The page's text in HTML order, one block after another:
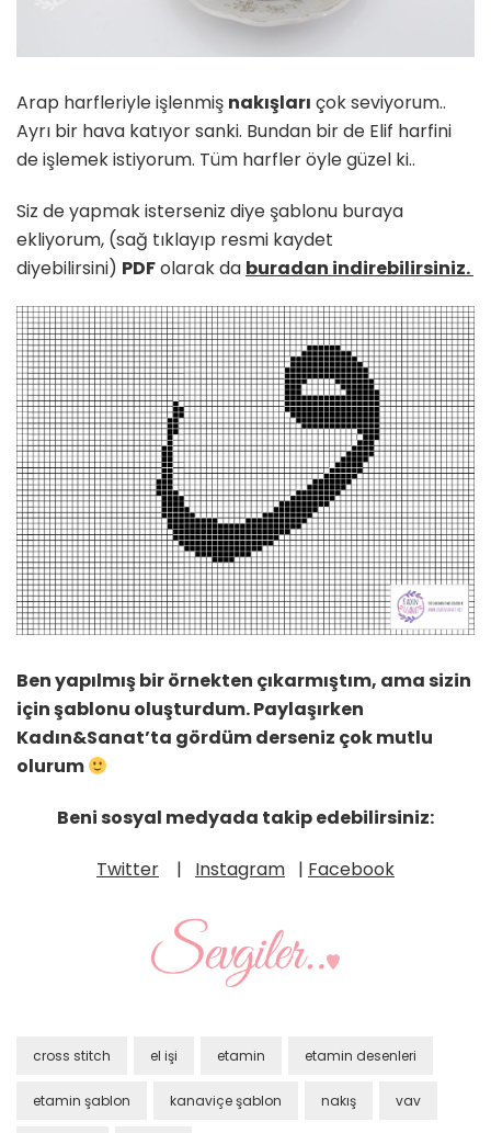
Arap harfleriyle işlenmiş nakışları çok seviyorum..
Ayrı bir hava katıyor sanki. Bundan bir de Elif harfini
de işlemek istiyorum. Tüm harfler öyle güzel ki..
Siz de yapmak isterseniz diye şablonu buraya
ekliyorum, (sağ tıklayıp resmi kaydet
diyebilirsini) PDFolarak da buradan indirebilirsiniz.
Ben yapılmış bir örnekten çıkarmıştım, ama sizin
için şablonu oluşturdum. Paylaşırken
Kadın&Sanat’ta gördüm derseniz çok mutlu
olurum
Beni sosyal medyada takip edebilirsiniz:
Twitter | Instagram | Facebook
cross stitch el işi etamin etamin desenleri
etamin şablon kanaviçe şablon nakış vav